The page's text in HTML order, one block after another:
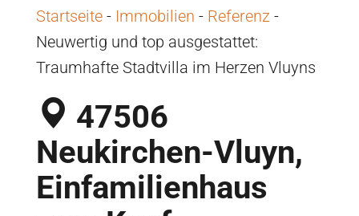
Startseite- Immobilien - Referenz-
Neuwertig und top ausgestattet:
Traumhafte Stadtvilla im Herzen Vluyns
47506
Neukirchen-Vluyn,
Einfamilienhaus